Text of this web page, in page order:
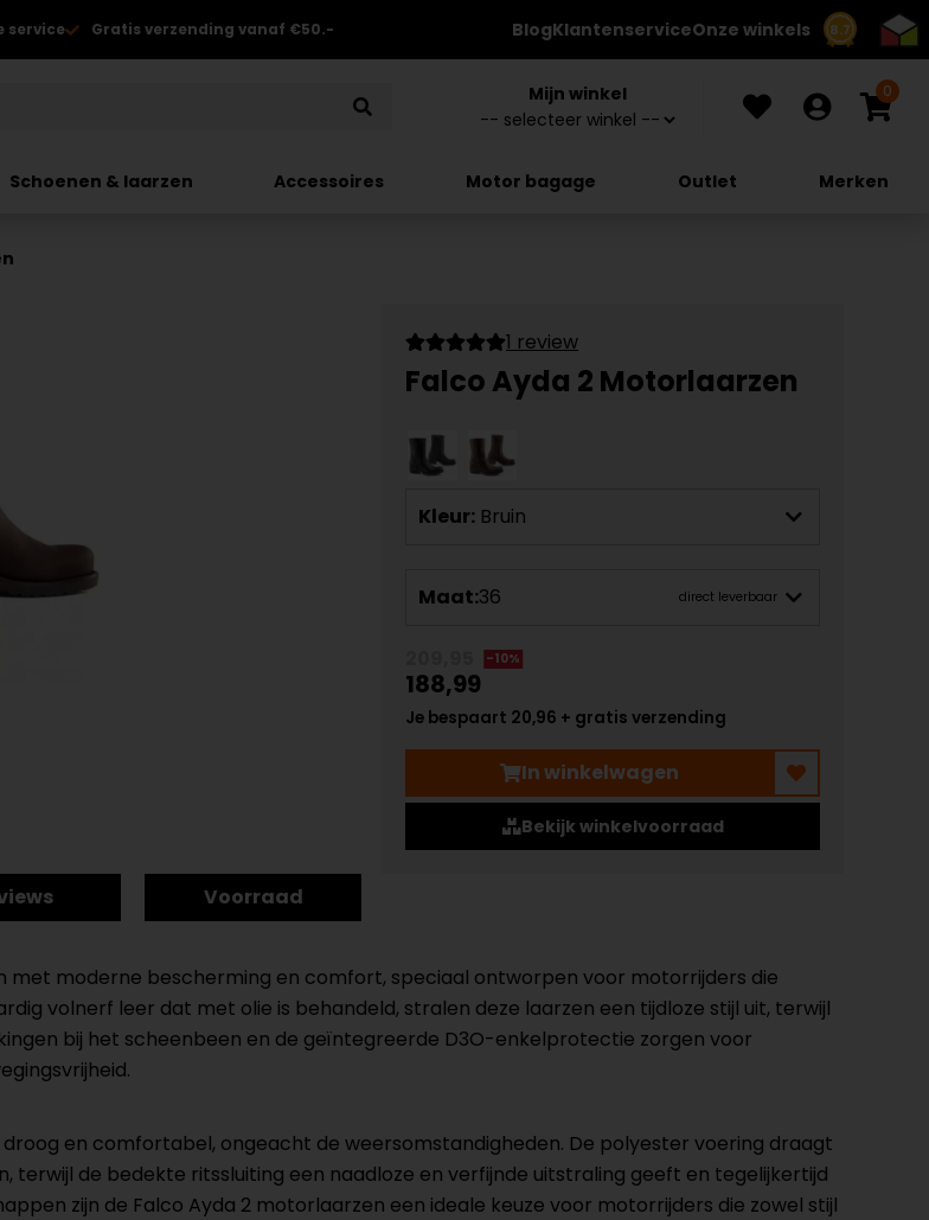
8.7
service Gratis verzending vanaf €50.- BlogKlantenserviceOnze winkels
Mijn winkel 0
Schoenen & laarzen Accessoires Motor bagage Outlet Merken
1 review
Falco Ayda 2 Motorlaarzen
Kleur: Bruin
Maat:36 direct leverbaar
-10%
188,99
Je bespaart 20,96 + gratis verzending
In winkelwagen
Bekijk winkelvoorraad
Voorraad
met moderne bescherming en comfort, speciaal ontworpen voor motorrijders die
volnerf leer dat met olie is behandeld, stralen deze laarzen een tijdloze stijl uit, terwijl
bij het scheenbeen en de geïntegreerde D3O-enkelprotectie zorgen voor
en comfortabel, ongeacht de weersomstandigheden. De polyester voering draagt
terwijl de bedekte ritssluiting een naadloze en verfijnde uitstraling geeft en tegelijkertijd
zijn de Falco Ayda 2 motorlaarzen een ideale keuze voor motorrijders die zowel stijl